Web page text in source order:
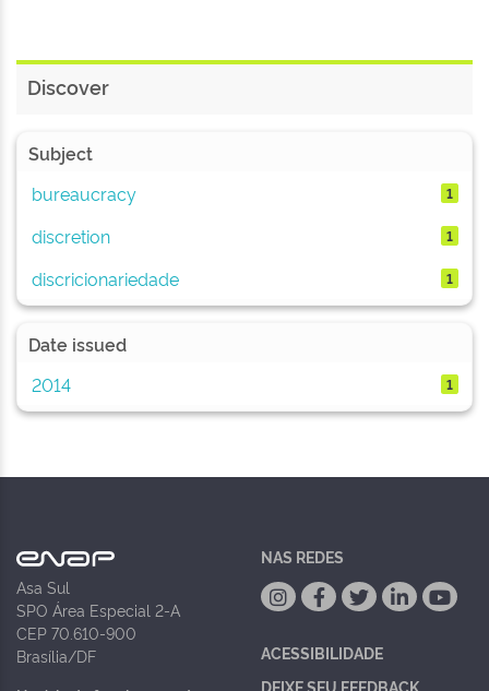
Discover
Subject
bureaucracy
1
discretion 1
discricionariedade 1
Date issued
2014
1
Asa Sul
SPO Área Especial 2-A
CEP 70.610-900
Brasília/DF
NAS REDES
ACESSIBILIDADE
DEIXE SEU FEEDBACK